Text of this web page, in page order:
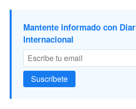
Mantente informado con
Internacional
Suscríbete